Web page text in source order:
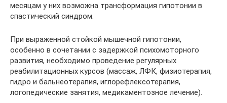
месяцам у них возможна трансформация гипотонии в
спастический синдром.
При выраженной стойкой мышечной гипотонии,
особенно в сочетании с задержкой психомоторного
развития, необходимо проведение регулярных
реабилитационных курсов (массаж, ЛФК, физиотерапия,
гидро и бальнеотерапия, иглорефлексотерапия,
логопедические занятия, медикаментозное лечение).